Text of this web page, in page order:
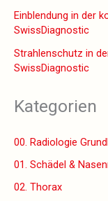
Einblendung in der
SwissDiagnostic
Strahlenschutz in
SwissDiagnostic
Kategorien
00. Radiologie
01. Schädel &
02. Thorax